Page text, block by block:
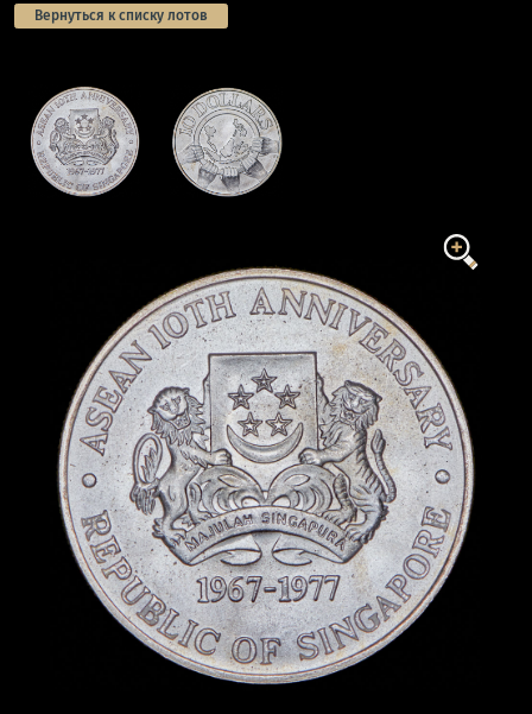
Вернуться к списку лотов